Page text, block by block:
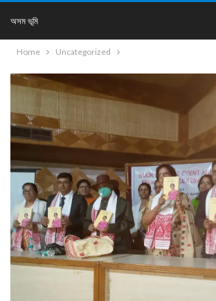
অসম ভূমি
Home Uncategorized